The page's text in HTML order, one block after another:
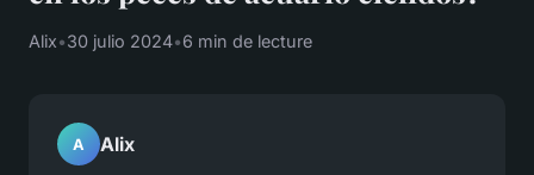
Alix•30 julio 2024•6 min de lecture
A Alix